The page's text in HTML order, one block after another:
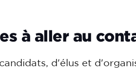
à aller au
d'élus et